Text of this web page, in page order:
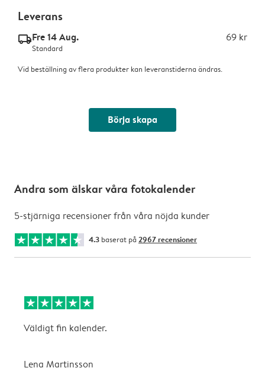
Leverans
delivery_standard_v2Fre 14 Aug. 69 kr
Standard
Vid beställning av flera produkter kan leveranstiderna ändras.
Börja skapa
Andra som älskar våra fotokalender
5-stjärniga recensioner från våra nöjda kunder
4.3 baserat på 2967 recensioner
Väldigt fin kalender.
Lena Martinsson